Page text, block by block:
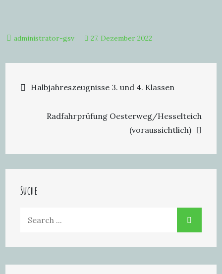
27. Dezember 2022
Beitragsnavigation
Halbjahreszeugnisse 3. und 4. Klassen
Radfahrprüfung Oesterweg/Hesselteich
(voraussichtlich)
Suche